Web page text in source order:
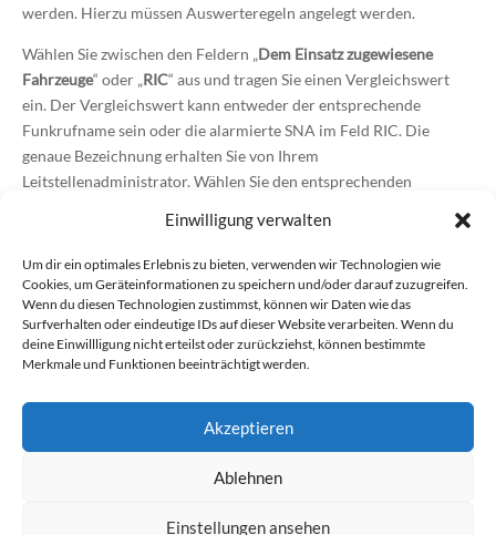
Einwilligung verwalten
Um dir ein optimales Erlebnis zu bieten, verwenden wir Technologien wie
Cookies, um Geräteinformationen zu speichern und/oder darauf zuzugreifen.
Wenn du diesen Technologien zustimmst, können wir Daten wie das
Surfverhalten oder eindeutige IDs auf dieser Website verarbeiten. Wenn du
deine Einwillligung nicht erteilst oder zurückziehst, können bestimmte
Merkmale und Funktionen beeinträchtigt werden.
Akzeptieren
Ablehnen
Einstellungen ansehen
werden. Hierzu müssen Auswerteregeln angelegt werden.
Wählen Sie zwischen den Feldern „Dem Einsatz zugewiesene
Fahrzeuge“ oder „RIC“ aus und tragen Sie einen Vergleichswert
ein. Der Vergleichswert kann entweder der entsprechende
Funkrufname sein oder die alarmierte SNA im Feld RIC. Die
genaue Bezeichnung erhalten Sie von Ihrem
Leitstellenadministrator. Wählen Sie den entsprechenden
können beliebig viele Regeln anlegen und so die Einsätze in Ihrer
Organisation verteilen.
Inhaltsverzeichnis
Allgemeines